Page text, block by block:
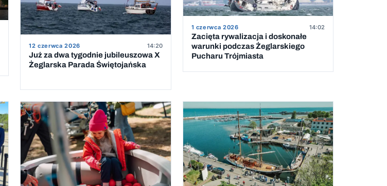
12 czerwca 2026 14:20
Już za dwa tygodnie jubileuszowa X
Żeglarska Parada Świętojańska
1 czerwca 2026 14:02
Zacięta rywalizacja i doskonałe
warunki podczas Żeglarskiego
Pucharu Trójmiasta